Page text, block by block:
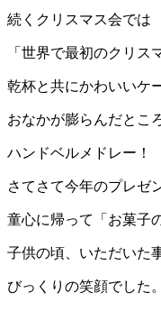
続くクリスマス会では
「世界で最初のクリス
乾杯と共にかわいいケ
おなかが膨らんだとこ
ハンドベルメドレー！
さてさて今年のプレゼ
童心に帰って「お菓子
子供の頃、いただいた
びっくりの笑顔でした。